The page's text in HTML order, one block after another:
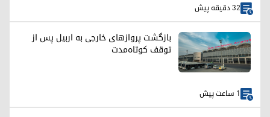
32 دقیقه پیش
بازگشت پروازهای خارجی به اربیل پس از
توقف کوتاه‌مدت
1 ساعت پیش